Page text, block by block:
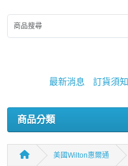
最新消息 訂貨須知
商品分類
美國Wilton惠爾通